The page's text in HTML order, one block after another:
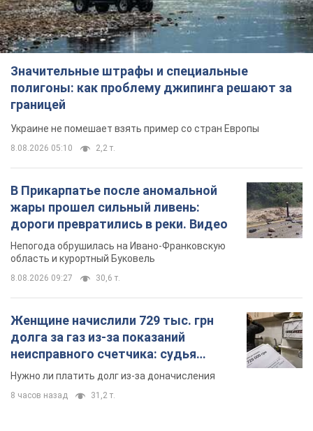
В Прикарпатье после аномальной
жары прошел сильный ливень:
дороги превратились в реки. Видео
Непогода обрушилась на Ивано-Франковскую
область и курортный Буковель
30,6 т.
Женщине начислили 729 тыс. грн
долга за газ из-за показаний
неисправного счетчика: судья
вынес неожиданное решение
Нужно ли платить долг из-за доначисления
8 часов назад 31,2 т.